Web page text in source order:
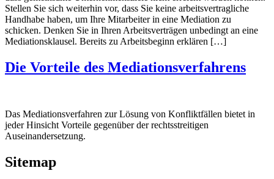
Stellen Sie sich weiterhin vor, dass Sie keine arbeitsvertragliche
Handhabe haben, um Ihre Mitarbeiter in eine Mediation zu
schicken. Denken Sie in Ihren Arbeitsverträgen unbedingt an eine
Mediationsklausel. Bereits zu Arbeitsbeginn erklären […]
Die Vorteile des Mediationsverfahrens
Das Mediationsverfahren zur Lösung von Konfliktfällen bietet in
jeder Hinsicht Vorteile gegenüber der rechtsstreitigen
Auseinandersetzung.
Sitemap